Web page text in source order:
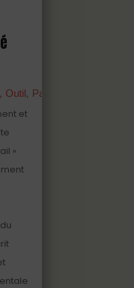
Outil Partenaires
et
»